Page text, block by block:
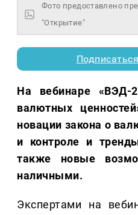
Фото предоставлено
"Открытие"
На вебинаре «ВЭД-
валютных
новации закона о
и контроле и
также новые
наличными.
Экспертами на